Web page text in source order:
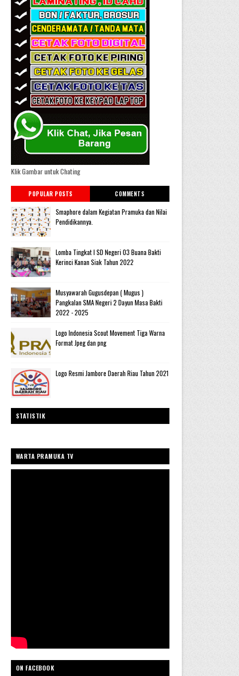
Klik Gambar untuk Chating
POPULAR POSTS COMMENTS
Smaphore dalam Kegiatan Pramuka dan Nilai
Pendidikannya.
Lomba Tingkat I SD Negeri 03 Buana Bakti
Kerinci Kanan Siak Tahun 2022
Musyawarah Gugusdepan ( Mugus )
Pangkalan SMA Negeri 2 Dayun Masa Bakti
2022 - 2025
Logo Indonesia Scout Movement Tiga Warna
Format Jpeg dan png
Logo Resmi Jambore Daerah Riau Tahun 2021
STATISTIK
WARTA PRAMUKA TV
ON FACEBOOK